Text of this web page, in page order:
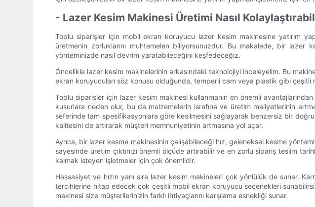
- Lazer Kesim Makinesi Üretimi Nasıl
Toplu siparişler için mobil ekran koruyucu lazer kesim makinesine yatırım
üretmenin zorluklarını muhtemelen biliyorsunuzdur. Bu makalede, bir lazer
yönteminizde nasıl devrim yaratabileceğini keşfedeceğiz.
Öncelikle lazer kesim makinelerinin arkasındaki teknolojiyi inceleyelim. Bu
ekran koruyucuları söz konusu olduğunda, temperli cam veya plastik gibi çeşitli
Toplu siparişler için lazer kesim makinesi kullanmanın en önemli
kusurlara neden olur, bu da malzemelerin israfına ve üretim maliyetlerinin
seferinde tam spesifikasyonlara göre kesilmesini sağlayarak benzersiz bir
kalitesini de artırarak müşteri memnuniyetinin artmasına yol açar.
Ayrıca, bir lazer kesme makinesinin çalışabileceği hız, geleneksel kesme
sayesinde üretim çıktınızı önemli ölçüde artırabilir ve en zorlu sipariş teslim
kalmak isteyen işletmeler için çok önemlidir.
Hassasiyet ve hızın yanı sıra lazer kesim makineleri çok yönlülük de sunar.
tercihlerine hitap edecek çok çeşitli mobil ekran koruyucu seçenekleri
makinesi size müşterilerinizin farklı ihtiyaçlarını karşılama esnekliği sunar.